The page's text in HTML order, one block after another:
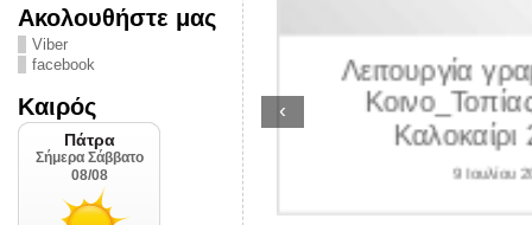
Ακολουθήστε μας
Viber
facebook
Καιρός
2026
Λειτουργία
Κοινο_Τοπίας
Καλοκαίρι
9 Ιουλίου
‹